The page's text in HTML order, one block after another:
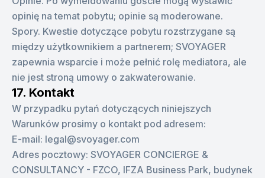
opinię na temat pobytu; opinie są moderowane.
Spory. Kwestie dotyczące pobytu rozstrzygane są
między użytkownikiem a partnerem; SVOYAGER
zapewnia wsparcie i może pełnić rolę mediatora, ale
nie jest stroną umowy o zakwaterowanie.
17. Kontakt
W przypadku pytań dotyczących niniejszych
Warunków prosimy o kontakt pod adresem:
E-mail: legal@svoyager.com
Adres pocztowy: SVOYAGER CONCIERGE &
CONSULTANCY - FZCO, IFZA Business Park, budynek